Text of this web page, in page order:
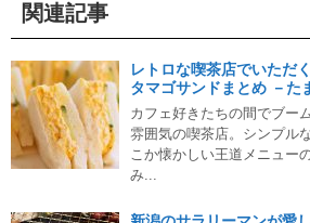
関連記事
レトロな喫茶店でいただ
タマゴサンドまとめ －た
カフェ好きたちの間でブー
雰囲気の喫茶店。シンプル
こか懐かしい王道メニュー
み...